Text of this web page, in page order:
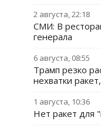
2 августа, 22:18
СМИ: В
генерала
6 августа, 08:55
Трамп резко
нехватки
1 августа, 10:36
Нет ракет для